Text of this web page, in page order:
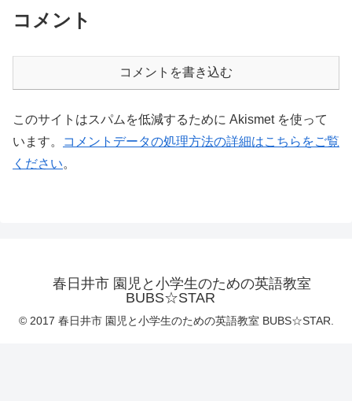
コメント
コメントを書き込む
このサイトはスパムを低減するために Akismet を使って
います。
コメントデータの処理方法の詳細はこちらをご覧
ください。
春日井市 園児と小学生のための英語教室
BUBS☆STAR
© 2017 春日井市 園児と小学生のための英語教室 BUBS☆STAR.